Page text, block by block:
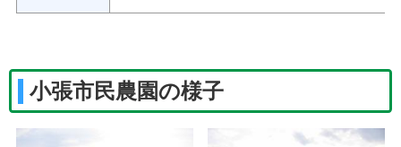
小張市民農園の様子